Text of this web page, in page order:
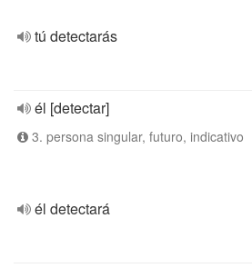
tú detectarás
él [detectar]
3. persona singular, futuro, indicativo
él detectará